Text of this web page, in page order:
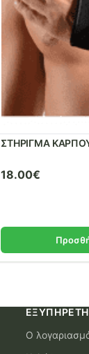
ΣΤΗΡΙΓΜΑ ΚΑΡΠΟΥ
18.00€
Ο